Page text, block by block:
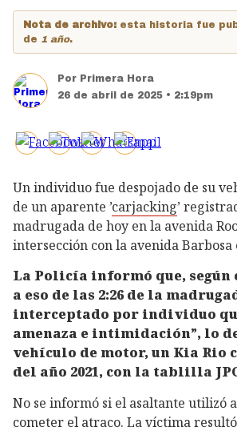
Nota de archivo: esta historia fue
de 1 año.
Por Primera Hora
26 de abril de 2025 • 2:19pm
Un individuo fue despojado de su
de un aparente ’carjacking’
madrugada de hoy en la avenida
intersección con la avenida Barbosa
La Policía informó que,
a eso de las 2:26 de la
interceptado por individuo
amenaza e intimidación”, lo
vehículo de motor, un Kia Rio
del año 2021, con la tablilla
No se informó si el asaltante utilizó
cometer el atraco. La víctima